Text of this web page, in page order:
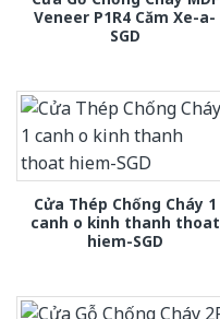
Veneer P1R4 Căm Xe-a-
SGD
Cửa Thép Chống Cháy 1
canh o kinh thanh thoat
hiem-SGD